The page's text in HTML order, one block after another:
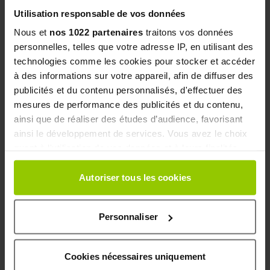
Utilisation responsable de vos données
Nous et nos 1022 partenaires traitons vos données
personnelles, telles que votre adresse IP, en utilisant des
technologies comme les cookies pour stocker et accéder
à des informations sur votre appareil, afin de diffuser des
publicités et du contenu personnalisés, d'effectuer des
mesures de performance des publicités et du contenu,
ainsi que de réaliser des études d’audience, favorisant
ainsi le développement de services. Vous avez le choix
Vous pouvez modifier ou retirer votre consentement à
tout moment en consultant la Déclaration relative aux
cookies ou en cliquant sur l'icône de confidentialité.
Si vous le permettez, nous aimerions également :
Collecter des informations sur votre localisation
géographique qui peuvent être précises à plusieurs
Autoriser tous les cookies
Personnaliser
Cookies nécessaires uniquement
su lado todos los días.
Cumple la norma AFNOR NF V 94-001 y la normativa
antidopaje en la fecha de fabricación del lote.
Peso neto : 1,8 kg - 45 shakers de 40 g - Sabor intenso a
vainilla
Fabricado en Francia - Ingredientes de origen
Bebida de alto contenido proteico en polvo con
*Whey = proteína de suero de leche